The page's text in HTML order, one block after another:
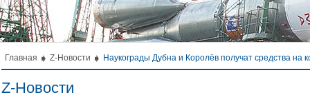
Главная Z-Новости Наукограды Дубна и Королёв получат средства на
Z-Новости